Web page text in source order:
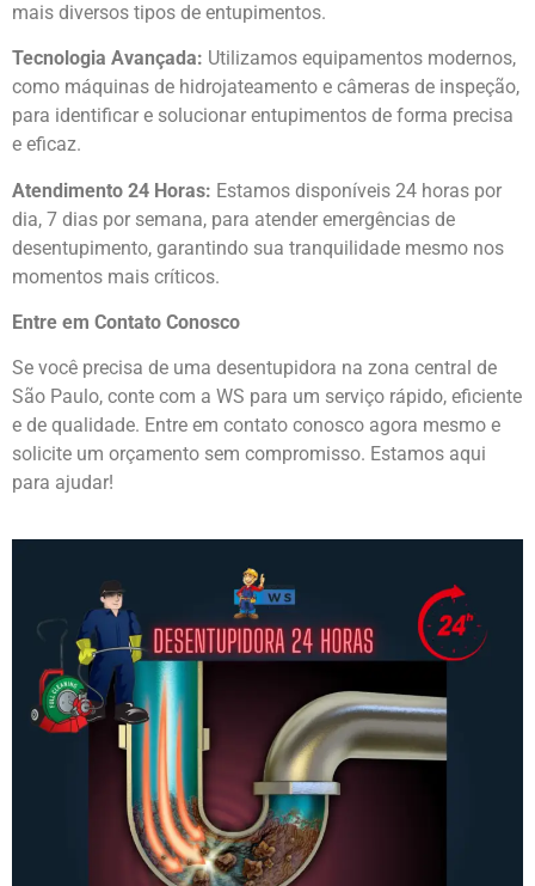
mais diversos tipos de entupimentos.
Tecnologia Avançada: Utilizamos equipamentos modernos,
como máquinas de hidrojateamento e câmeras de inspeção,
para identificar e solucionar entupimentos de forma precisa
e eficaz.
Atendimento 24 Horas: Estamos disponíveis 24 horas por
dia, 7 dias por semana, para atender emergências de
desentupimento, garantindo sua tranquilidade mesmo nos
momentos mais críticos.
Entre em Contato Conosco
Se você precisa de uma desentupidora na zona central de
São Paulo, conte com a WS para um serviço rápido, eficiente
e de qualidade. Entre em contato conosco agora mesmo e
solicite um orçamento sem compromisso. Estamos aqui
para ajudar!